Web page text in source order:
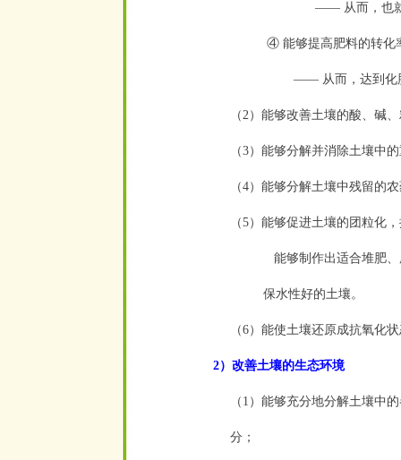
—— 从而，也
④ 能够提高肥料的转化
—— 从而，达到化
（2）能够改善土壤的酸、碱
（3）能够分解并消除土壤中
（4）能够分解土壤中残留的
（5）能够促进土壤的团粒
能够制作出适合堆肥
保水性好的土壤。
（6）能使土壤还原成抗氧
2）改善土壤的生态环境
（1）能够充分地分解土壤中
分；